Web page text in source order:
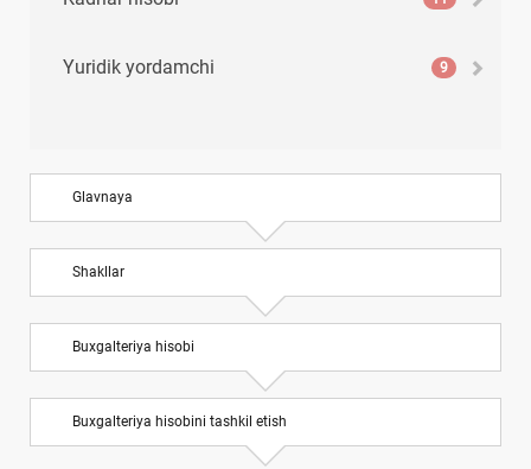
Yuridik yordamchi 9
Glavnaya
Shakllar
Buхgalteriya hisobi
Buхgalteriya hisobini tashkil etish